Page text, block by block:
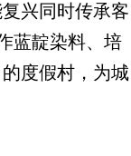
兴同时传承客
蓝靛染料、培
度假村，为城